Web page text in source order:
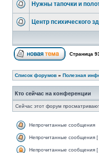
Нужны тапочки и
Центр психического
Страница
Список форумов » Полезная
Кто сейчас на конференции
Сейчас этот форум
Непрочитанные сообщения
Непрочитанные сообщения [
Непрочитанные сообщения [